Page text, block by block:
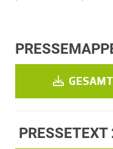
PRESSETEXT